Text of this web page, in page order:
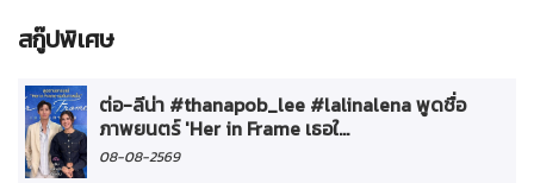
สกู๊ปพิเศษ
ต่อ-ลีน่า #thanapob_lee #lalinalena พูดชื่อ
ภาพยนตร์ 'Her in Frame เธอใ...
08-08-2569